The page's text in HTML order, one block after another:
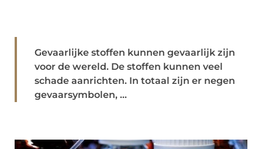
Gevaarlijke stoffen kunnen gevaarlijk zijn
voor de wereld. De stoffen kunnen veel
schade aanrichten. In totaal zijn er negen
gevaarsymbolen, ...